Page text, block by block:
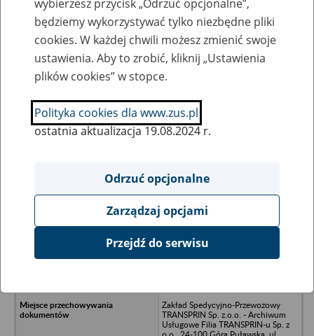
Nazwa zakładu pracy:
SZUKAJ
Ukryj wszystkie pozycje bazy
Gminna Spółdzielnia SCH w
Zakład Spedycyjno-Przewozowy
TRANSPRIN Sp. z.o.o. - Archiwum
Usługowe Filia TRANSPRIN-u Sp. z
wybierzesz przycisk „Odrzuć opcjonalne”,
będziemy wykorzystywać tylko niezbędne pliki
cookies. W każdej chwili możesz zmienić swoje
ustawienia. Aby to zrobić, kliknij „Ustawienia
plików cookies” w stopce.
Polityka cookies dla www.zus.pl
ostatnia aktualizacja 19.08.2024 r.
Odrzuć opcjonalne
Zarządzaj opcjami
Przejdź do serwisu